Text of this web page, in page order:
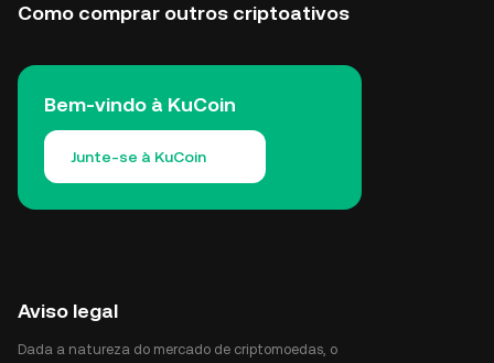
Como comprar outros criptoativos
Bem-vindo à KuCoin
Junte-se à KuCoin
Aviso legal
Dada a natureza do mercado de criptomoedas, o